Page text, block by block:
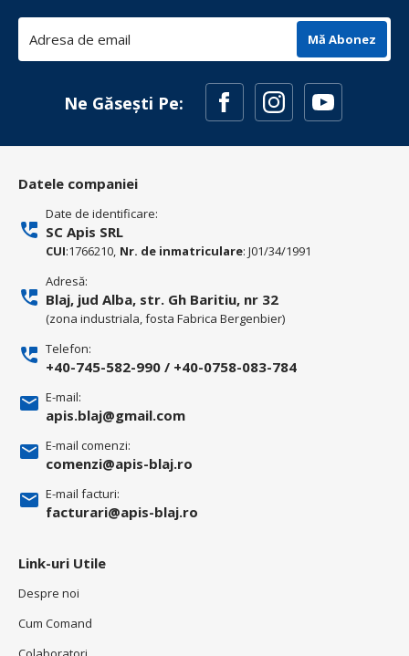
Mă Abonez
Ne Găsești Pe:
Datele companiei
Date de identificare:
SC Apis SRL
CUI:1766210, Nr. de inmatriculare: J01/34/1991
Adresă:
Blaj, jud Alba, str. Gh Baritiu, nr 32
(zona industriala, fosta Fabrica Bergenbier)
Telefon:
+40-745-582-990 / +40-0758-083-784
E-mail:
apis.blaj@gmail.com
E-mail comenzi:
comenzi@apis-blaj.ro
E-mail facturi:
facturari@apis-blaj.ro
Link-uri Utile
Despre noi
Cum Comand